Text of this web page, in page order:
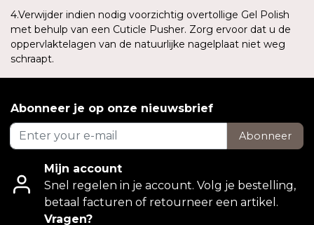
4.Verwijder indien nodig voorzichtig overtollige Gel Polish
met behulp van een Cuticle Pusher. Zorg ervoor dat u de
oppervlaktelagen van de natuurlijke nagelplaat niet weg
schraapt.
Abonneer je op onze nieuwsbrief
Abonneer
Mijn account
Snel regelen in je account. Volg je bestelling,
betaal facturen of retourneer een artikel.
Vragen?